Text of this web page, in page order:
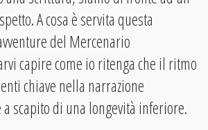
A cosa è servita questa
del Mercenario
capire come io ritenga che il ritmo
chiave nella narrazione
scapito di una longevità inferiore.